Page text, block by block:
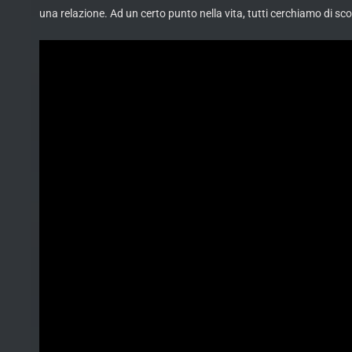
una relazione. Ad un certo punto nella vita, tutti cerchiamo di